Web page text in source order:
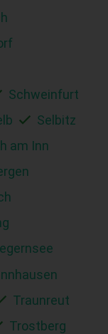
Schweinfurt
Selbitz
am Inn
Traunreut
Trostberg